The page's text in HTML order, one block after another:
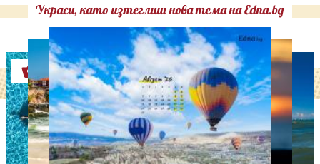
Украси, като изтеглиш нова тема на Edna.bg
Оферти
АСТРОЛОГИЯ
Дневен хороскоп за 7
август, петък